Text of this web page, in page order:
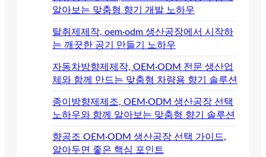
알아보는 맞춤형 향기 개발 노하우
탈취제제작, oem·odm 생산공장에서 시작하
는 깨끗한 공기 만들기 노하우
자동차방향제제작, OEM·ODM 전문 생산업
체와 함께 만드는 맞춤형 차량용 향기 솔루션
종이방향제제조, OEM·ODM 생산공장 선택
노하우와 함께 알아보는 맞춤형 향기 솔루션
향공조 OEM·ODM 생산공장 선택 가이드,
알아두면 좋은 핵심 포인트